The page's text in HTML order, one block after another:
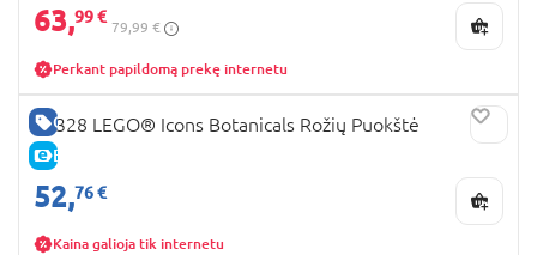
63,99 €
79,99 €
Perkant papildomą prekę internetu
GERA KAINA
E-KAINA
10328 LEGO® Icons Botanicals Rožių Puokštė
52,76 €
Kaina galioja tik internetu